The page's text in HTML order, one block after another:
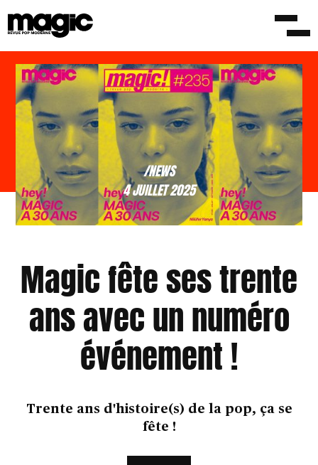
/NEWS
4 JUILLET 2025
Magic fête ses trente
ans avec un numéro
événement !
Trente ans d'histoire(s) de la pop, ça se
fête !